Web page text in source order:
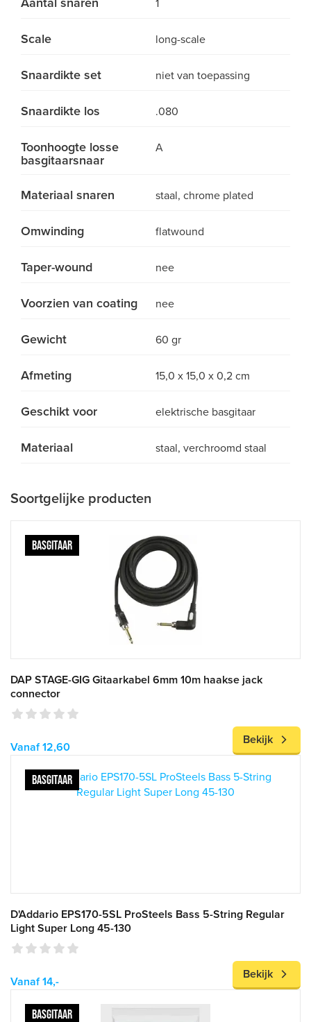
1
Scale long-scale
Snaardikte set niet van toepassing
Snaardikte los .080
Toonhoogte losse
basgitaarsnaar
A
Materiaal snaren staal, chrome plated
Omwinding flatwound
Taper-wound nee
Voorzien van coating nee
Gewicht 60 gr
Afmeting 15,0 x 15,0 x 0,2 cm
Geschikt voor elektrische basgitaar
Materiaal staal, verchroomd staal
Soortgelijke producten
BASGITAAR
DAP STAGE-GIG Gitaarkabel 6mm 10m haakse jack
connector
Vanaf 12,60
Bekijk
BASGITAAR
D'Addario EPS170-5SL ProSteels Bass 5-String Regular
Light Super Long 45-130
Vanaf 14,-
Bekijk
BASGITAAR